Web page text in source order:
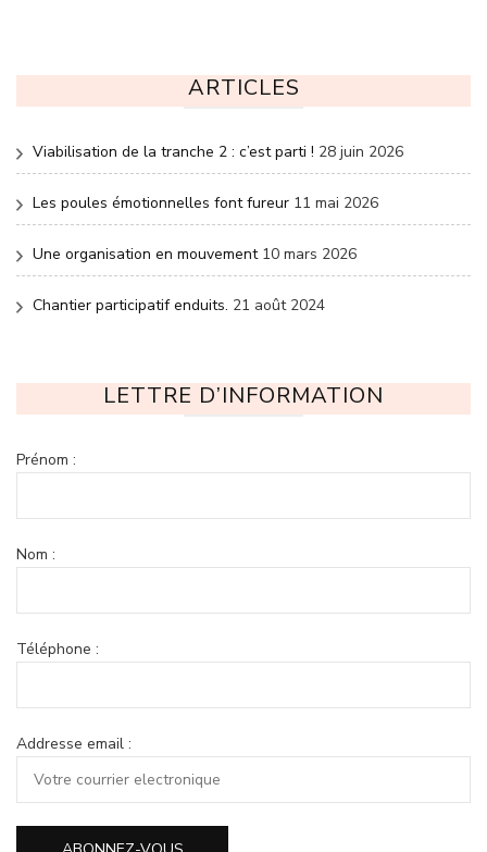
ARTICLES
Viabilisation de la tranche 2 : c’est parti ! 28 juin 2026
Les poules émotionnelles font fureur 11 mai 2026
Une organisation en mouvement 10 mars 2026
Chantier participatif enduits. 21 août 2024
LETTRE D’INFORMATION
Prénom :
Nom :
Téléphone :
Addresse email :